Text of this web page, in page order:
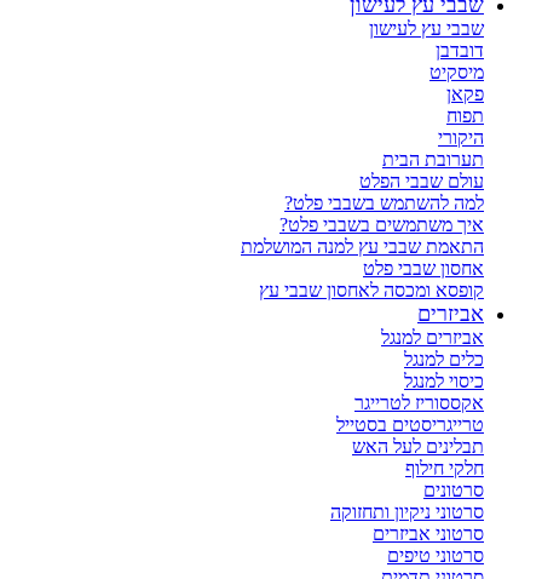
שבבי עץ לעישון
דובדבן
מיסקיט
פקאן
תפוח
היקורי
תערובת הבית
עולם שבבי הפלט
למה להשתמש בשבבי פלט?
איך משתמשים בשבבי פלט?
התאמת שבבי עץ למנה המושלמת
אחסון שבבי פלט
קופסא ומכסה לאחסון שבבי עץ
אביזרים
אביזרים למנגל
כלים למנגל
כיסוי למנגל
אקססוריז לטרייגר
טרייגריסטים בסטייל
תבלינים לעל האש
חלקי חילוף
סרטונים
סרטוני ניקיון ותחזוקה
סרטוני אביזרים
סרטוני טיפים